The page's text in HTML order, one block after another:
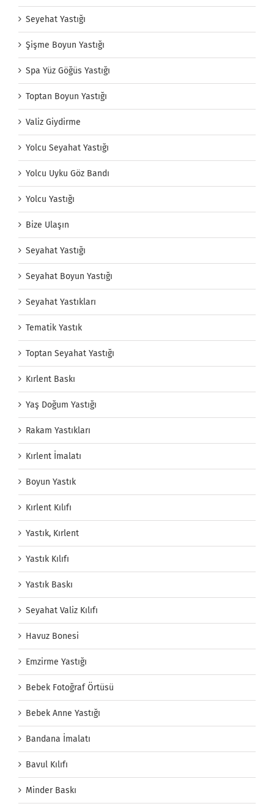
Seyehat Yastığı
Şişme Boyun Yastığı
Spa Yüz Göğüs Yastığı
Toptan Boyun Yastığı
Valiz Giydirme
Yolcu Seyahat Yastığı
Yolcu Uyku Göz Bandı
Yolcu Yastığı
Bize Ulaşın
Seyahat Yastığı
Seyahat Boyun Yastığı
Seyahat Yastıkları
Tematik Yastık
Toptan Seyahat Yastığı
Kırlent Baskı
Yaş Doğum Yastığı
Rakam Yastıkları
Kırlent İmalatı
Boyun Yastık
Kırlent Kılıfı
Yastık, Kırlent
Yastık Kılıfı
Yastık Baskı
Seyahat Valiz Kılıfı
Havuz Bonesi
Emzirme Yastığı
Bebek Fotoğraf Örtüsü
Bebek Anne Yastığı
Bandana İmalatı
Bavul Kılıfı
Minder Baskı